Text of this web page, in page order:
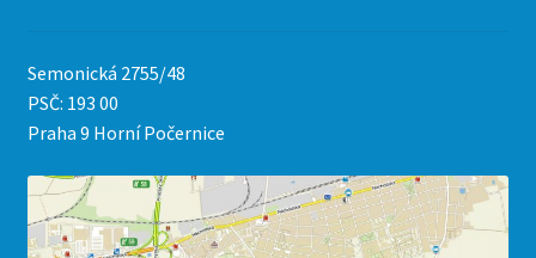
Semonická 2755/48
PSČ: 193 00
Praha 9 Horní Počernice